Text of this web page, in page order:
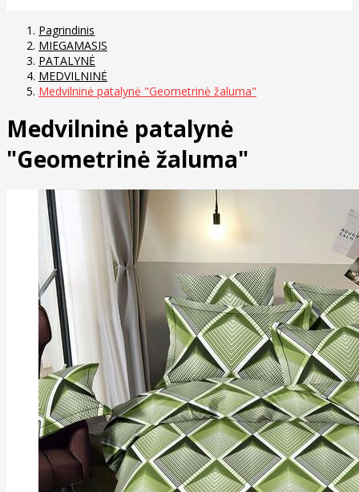
Pagrindinis
MIEGAMASIS
PATALYNĖ
MEDVILNINĖ
Medvilninė patalynė "Geometrinė žaluma"
Medvilninė patalynė
"Geometrinė žaluma"